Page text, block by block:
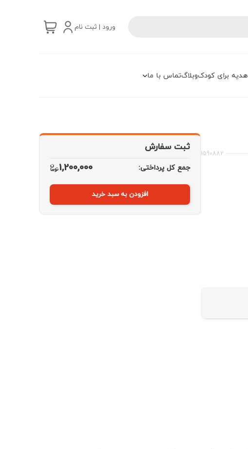
ورود | ثبت نام
هدیه برای کودکوبلاگتماس با ما
1590882
ثبت سفارش
جمع کل پرداختی: 1,200,000
افزودن به سبد خرید